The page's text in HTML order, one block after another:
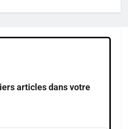
articles dans votre